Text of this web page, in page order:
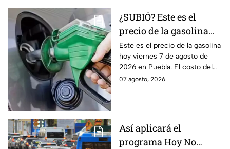
¿SUBIÓ? Este es el
precio de la gasolina
Puebla hoy viernes 7 de
agosto de 2026
Este es el precio de la gasolina
hoy viernes 7 de agosto de
2026 en Puebla. El costo del
combustible cambia todos los
07 agosto, 2026
Así aplicará el
programa Hoy No